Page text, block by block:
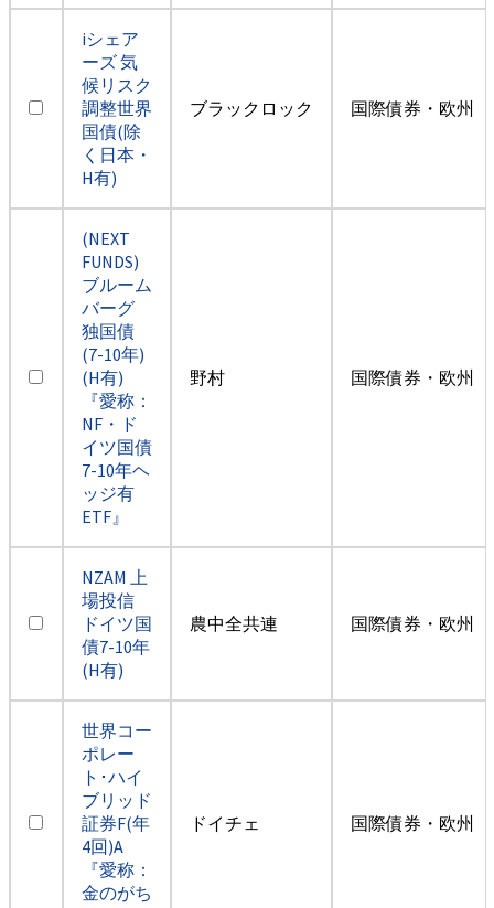
iシェア
ーズ 気
候リスク
調整世界
国債(除
く日本・
H有)
ブラックロック 国際債券・欧州
(NEXT
FUNDS)
ブルーム
バーグ
独国債
(7-10年)
(H有)
『愛称：
NF・ド
イツ国債
7-10年ヘ
ッジ有
ETF』
野村 国際債券・欧州
NZAM 上
場投信
ドイツ国
債7-10年
(H有)
農中全共連 国際債券・欧州
世界コー
ポレー
ト･ハイ
ブリッド
証券F(年
4回)A
『愛称：
金のがち
ドイチェ 国際債券・欧州